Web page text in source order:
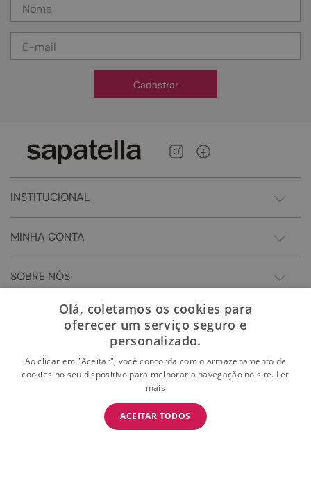
BAIXE O APP
E garanta 15% OFF na primeira compra
Cadastrar
INSTITUCIONAL
MINHA CONTA
SOBRE NÓS
Olá, coletamos os cookies para
oferecer um serviço seguro e
personalizado.
Ao clicar em "Aceitar", você concorda com o armazenamento de
cookies no seu dispositivo para melhorar a navegação no site. Ler
mais
ACEITAR TODOS